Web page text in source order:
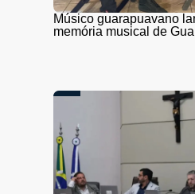
Músico guarapuavano
memória musical de